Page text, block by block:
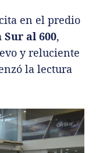
en el predio
al 600,
y reluciente
la lectura